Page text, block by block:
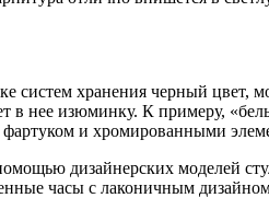
систем хранения черный цвет,
в нее изюминку. К примеру,
и хромированными
дизайнерских моделей
часы с лаконичным